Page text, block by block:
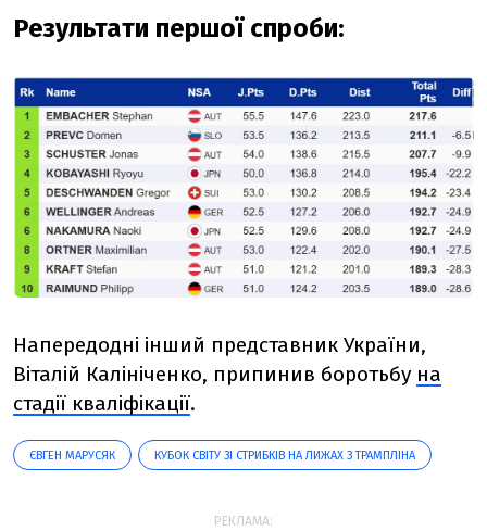
Результати першої спроби:
Напередодні інший представник України,
Віталій Калініченко, припинив боротьбу на
стадії кваліфікації.
ЄВГЕН МАРУСЯК КУБОК СВІТУ ЗІ СТРИБКІВ НА ЛИЖАХ З ТРАМПЛІНА
РЕКЛАМА: